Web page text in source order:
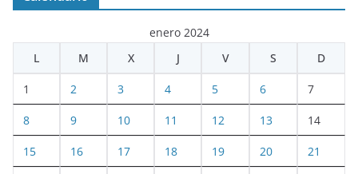
enero 2024
L
M X J V S D
1 2 3 4 5 6 7
8 9 10 11 12 13 14
15 16 17 18 19 20 21